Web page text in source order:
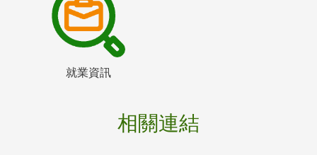
就業資訊
相關連結